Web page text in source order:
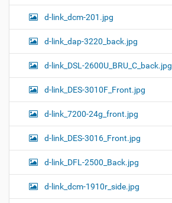
d-link_dcm-201.jpg
d-link_dap-3220_back.jpg
d-link_DSL-2600U_BRU_C_back.jpg
d-link_DES-3010F_Front.jpg
d-link_7200-24g_front.jpg
d-link_DES-3016_Front.jpg
d-link_DFL-2500_Back.jpg
d-link_dcm-1910r_side.jpg